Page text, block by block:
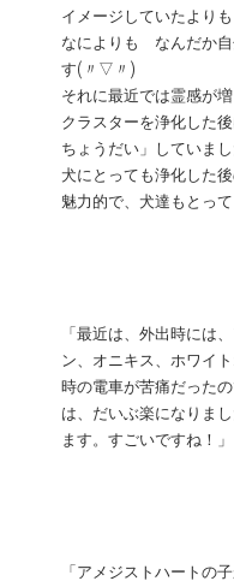
イメージしていたより
なによりも なんだか自
す(〃▽〃)
それに最近では霊感が
クラスターを浄化した
ちょうだい」していまし
犬にとっても浄化した
魅力的で、犬達もとっ
「最近は、外出時には
ン、オニキス、ホワイ
時の電車が苦痛だった
は、だいぶ楽になりま
ます。すごいですね！」
「アメジストハートの